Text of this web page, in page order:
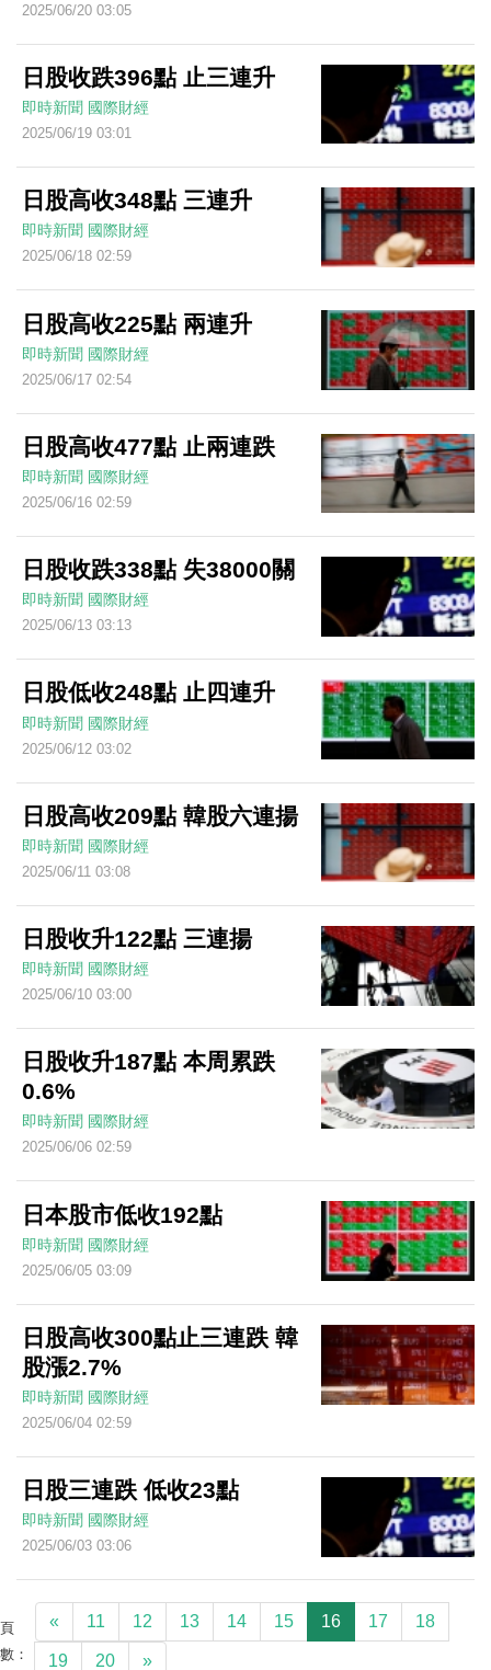
2025/06/20 03:05
日股收跌396點 止三連升
即時新聞 國際財經
2025/06/19 03:01
日股高收348點 三連升
即時新聞 國際財經
2025/06/18 02:59
日股高收225點 兩連升
即時新聞 國際財經
2025/06/17 02:54
日股高收477點 止兩連跌
即時新聞 國際財經
2025/06/16 02:59
日股收跌338點 失38000關
即時新聞 國際財經
2025/06/13 03:13
日股低收248點 止四連升
即時新聞 國際財經
2025/06/12 03:02
日股高收209點 韓股六連揚
即時新聞 國際財經
2025/06/11 03:08
日股收升122點 三連揚
即時新聞 國際財經
2025/06/10 03:00
日股收升187點 本周累跌
0.6%
即時新聞 國際財經
2025/06/06 02:59
日本股市低收192點
即時新聞 國際財經
2025/06/05 03:09
日股高收300點止三連跌 韓
股漲2.7%
即時新聞 國際財經
2025/06/04 02:59
日股三連跌 低收23點
即時新聞 國際財經
2025/06/03 03:06
頁
數：
« 11 12 13 14 15 16 17 18
19 20 »